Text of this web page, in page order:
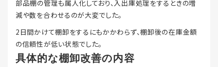
部品棚の管理も属人化しており、入出庫処理をするときの増
減や数を合わせるのが大変でした。
2日間かけて棚卸をするにもかかわらず、棚卸後の在庫金額
の信頼性が低い状態でした。
具体的な棚卸改善の内容